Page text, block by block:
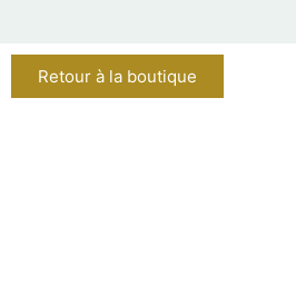
Retour à la boutique